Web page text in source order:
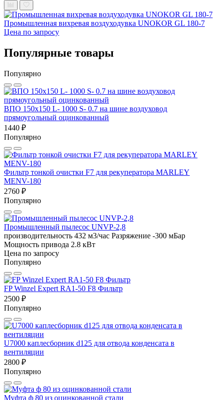
Промышленная вихревая воздуходувка UNOKOR GL 180-7
Цена по запросу
Популярные товары
Популярно
ВПО 150x150 L- 1000 S- 0.7 на шине воздуховод
прямоугольный оцинкованный
1440 ₽
Популярно
Фильтр тонкой очистки F7 для рекуператора MARLEY
MENV-180
2760 ₽
Популярно
Промышленный пылесос UNVP-2,8
производительность 432 м3/час Разряжение -300 мБар
Мощность привода 2.8 кВт
Цена по запросу
Популярно
FP Winzel Expert RA1-50 F8 Фильтр
2500 ₽
Популярно
U7000 каплесборник d125 для отвода конденсата в
вентиляции
2800 ₽
Популярно
Муфта ф 80 из оцинкованной стали